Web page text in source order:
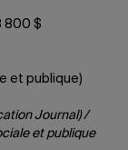
800 $
et publique)
Journal) /
et publique